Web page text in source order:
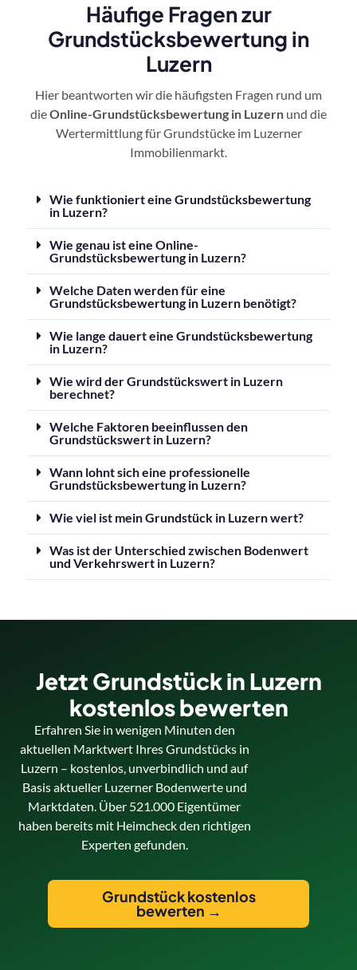
Häufige Fragen zur
Grundstücksbewertung in
Luzern
Hier beantworten wir die häufigsten Fragen rund um
dieOnline-Grundstücksbewertung in Luzern und die
Wertermittlung für Grundstücke im Luzerner
Immobilienmarkt.
Wie funktioniert eine Grundstücksbewertung
in Luzern?
Wie genau ist eine Online-
Grundstücksbewertung in Luzern?
Welche Daten werden für eine
Grundstücksbewertung in Luzern benötigt?
Wie lange dauert eine Grundstücksbewertung
in Luzern?
Wie wird der Grundstückswert in Luzern
berechnet?
Welche Faktoren beeinflussen den
Grundstückswert in Luzern?
Wann lohnt sich eine professionelle
Grundstücksbewertung in Luzern?
Wie viel ist mein Grundstück in Luzern wert?
Was ist der Unterschied zwischen Bodenwert
und Verkehrswert in Luzern?
Jetzt Grundstück in Luzern
kostenlos bewerten
Erfahren Sie in wenigen Minuten den
aktuellen Marktwert Ihres Grundstücks in
Luzern – kostenlos, unverbindlich und auf
Basis aktueller Luzerner Bodenwerte und
Marktdaten. Über 521.000 Eigentümer
haben bereits mit Heimcheck den richtigen
Experten gefunden.
Grundstück kostenlos
bewerten →